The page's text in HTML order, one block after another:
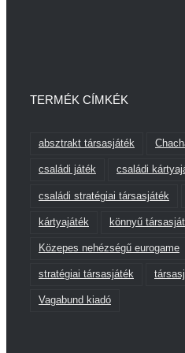
TERMÉK CÍMKÉK
absztrakt társasjáték
családi játék családi
családi stratégiai társasjáték
kártyajáték könnyű
Közepes nehézségű eurogame
stratégiai társasjáték
Vagabund kiadó